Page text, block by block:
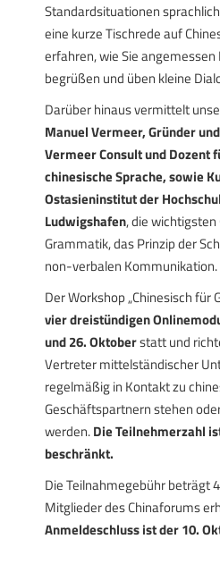
Standardsituationen
eine kurze Tischrede auf
erfahren, wie Sie
begrüßen und üben kleine
Darüber hinaus vermittelt
Manuel Vermeer, Gründer
Vermeer Consult und Dozent
chinesische Sprache, sowie
Ostasieninstitut der
Ludwigshafen, die
Grammatik, das Prinzip der
non-verbalen Kommunikation.
Der Workshop „Chinesisch für
vier dreistündigen
und 26. Oktoberstatt und
Vertreter mittelständischer
regelmäßig in Kontakt zu
Geschäftspartnern stehen
werden.Die Teilnehmerzahl
beschränkt.
Die Teilnahmegebühr beträgt
Mitglieder des Chinaforums
Anmeldeschluss ist der 10.